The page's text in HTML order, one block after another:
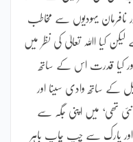
نافرمان یہودیوں سے مخاطب
لیکن کیا اﷲ تعالیٰ کی نظر میں
کیا قدرت اس کے ساتھ
کے ساتھ وادی سینا اور
تھی‘ میں اپنی جگہ سے
اور پارک سے چپ چاپ باہر